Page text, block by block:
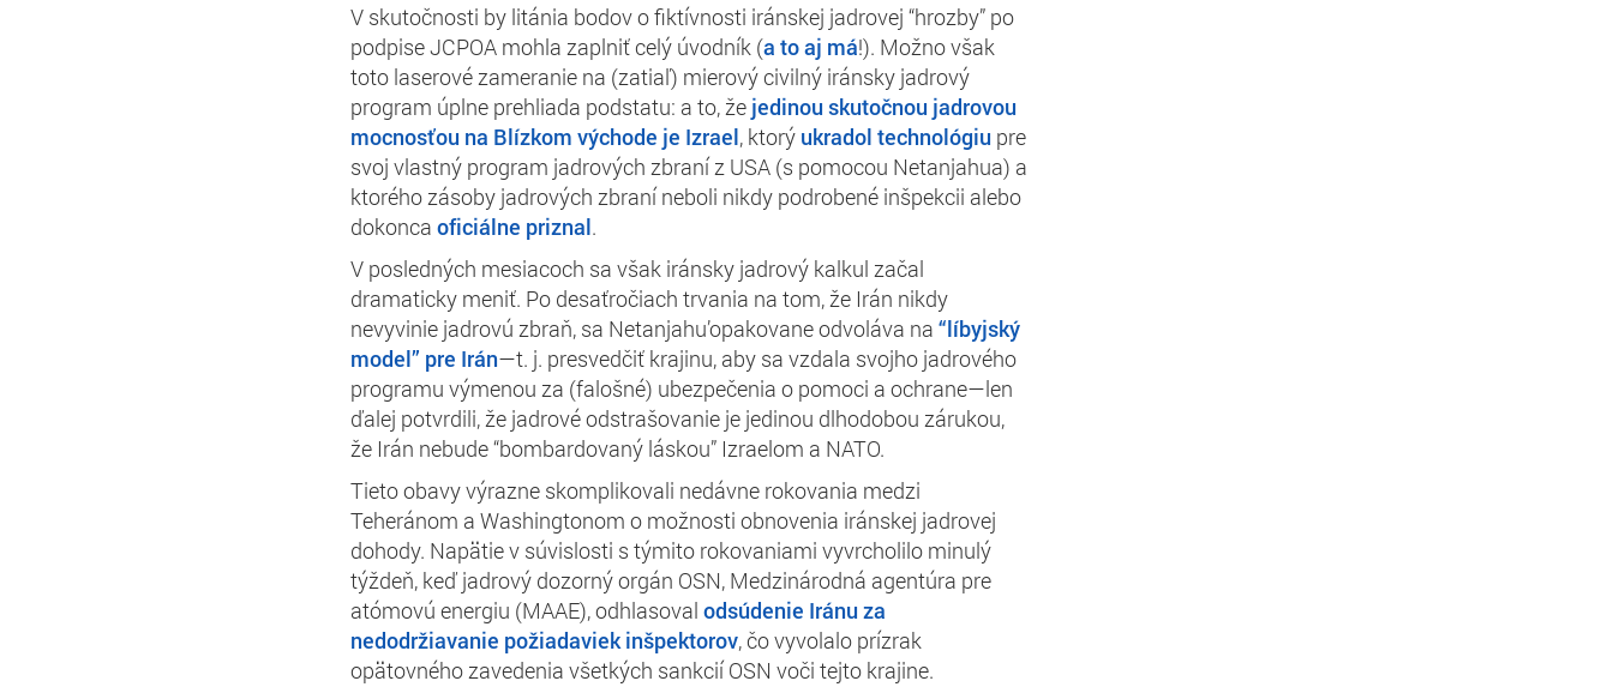
V skutočnosti by litánia bodov o fiktívnosti iránskej jadrovej “hrozby” po
podpise JCPOA mohla zaplniť celý úvodník (a to aj má!). Možno však
toto laserové zameranie na (zatiaľ) mierový civilný iránsky jadrový
program úplne prehliada podstatu: a to, že jedinou skutočnou jadrovou
mocnosťou na Blízkom východe je Izrael, ktorý ukradol technológiu pre
svoj vlastný program jadrových zbraní z USA (s pomocou Netanjahua) a
ktorého zásoby jadrových zbraní neboli nikdy podrobené inšpekcii alebo
dokonca oficiálne priznal.
V posledných mesiacoch sa však iránsky jadrový kalkul začal
dramaticky meniť. Po desaťročiach trvania na tom, že Irán nikdy
nevyvinie jadrovú zbraň, sa Netanjahu’opakovane odvoláva na “líbyjský
model” pre Irán—t. j. presvedčiť krajinu, aby sa vzdala svojho jadrového
programu výmenou za (falošné) ubezpečenia o pomoci a ochrane—len
ďalej potvrdili, že jadrové odstrašovanie je jedinou dlhodobou zárukou,
že Irán nebude “bombardovaný láskou” Izraelom a NATO.
Tieto obavy výrazne skomplikovali nedávne rokovania medzi
Teheránom a Washingtonom o možnosti obnovenia iránskej jadrovej
dohody. Napätie v súvislosti s týmito rokovaniami vyvrcholilo minulý
týždeň, keď jadrový dozorný orgán OSN, Medzinárodná agentúra pre
atómovú energiu (MAAE), odhlasoval odsúdenie Iránu za
nedodržiavanie požiadaviek inšpektorov, čo vyvolalo prízrak
opätovného zavedenia všetkých sankcií OSN voči tejto krajine.